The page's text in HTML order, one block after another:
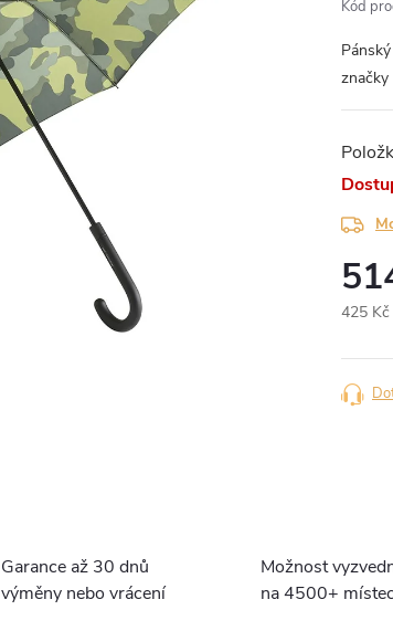
Kód
značky
425
cena:
Garance až 30 dnů
výměny nebo vrácení
Možnost
na 4500+